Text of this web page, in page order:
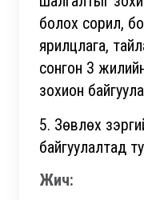
болох сорил,
ярилцлага,
сонгон 3
зохион
5. Зөвлөх
байгуулалтад
Жич: